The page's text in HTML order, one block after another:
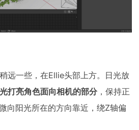
远一些，在Ellie头部上方。日光放
打亮角色面向相机的部分，保持正
向阳光所在的方向靠近，绕Z轴偏